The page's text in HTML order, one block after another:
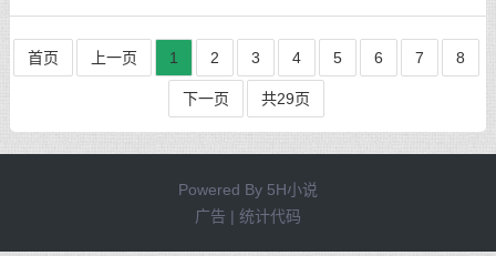
首页 上一页 1 2 3 4 5 6 7 8
下一页 共29页
Powered By 5H小说
广告 | 统计代码